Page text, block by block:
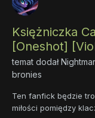
Księżniczka
[Oneshot]
temat dodał
bronies
Ten fanfick będzie
miłości pomiędzy